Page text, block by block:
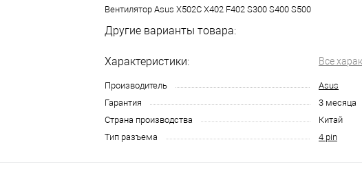
Вентилятор Asus X502C X402 F402 S300 S400 S500
Другие варианты товара:
Характеристики: Все
Производитель
Asus
Гарантия
3 месяца
Страна производства
Китай
Тип разъема
4 pin